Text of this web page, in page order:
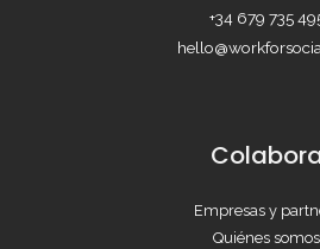
+34 679 735
Empresas y
Quiénes somos